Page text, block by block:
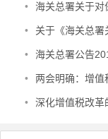
• 海关总署关于对保
• 关于《海关总署关于
• 海关总署公告2015年第59
• 两会明确：增值
• 深化增值税改革